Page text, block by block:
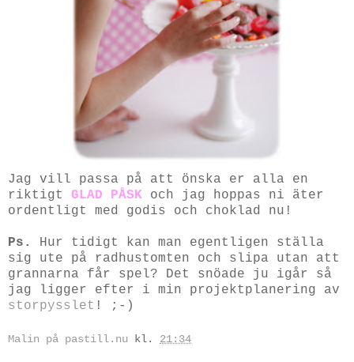
Jag vill passa på att önska er alla en
riktigt GLAD PÅSK och jag hoppas ni äter
ordentligt med godis och choklad nu!
Ps.
Hur tidigt kan man egentligen ställa
sig ute på radhustomten och slipa utan att
grannarna får spel? Det snöade ju igår så
jag ligger efter i min projektplanering av
storpysslet ! ;-)
Malin på pastill.nu kl. 21:34